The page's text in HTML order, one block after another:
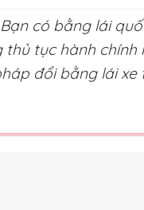
có bằng lái
tục hành
đổi bằng lái xe